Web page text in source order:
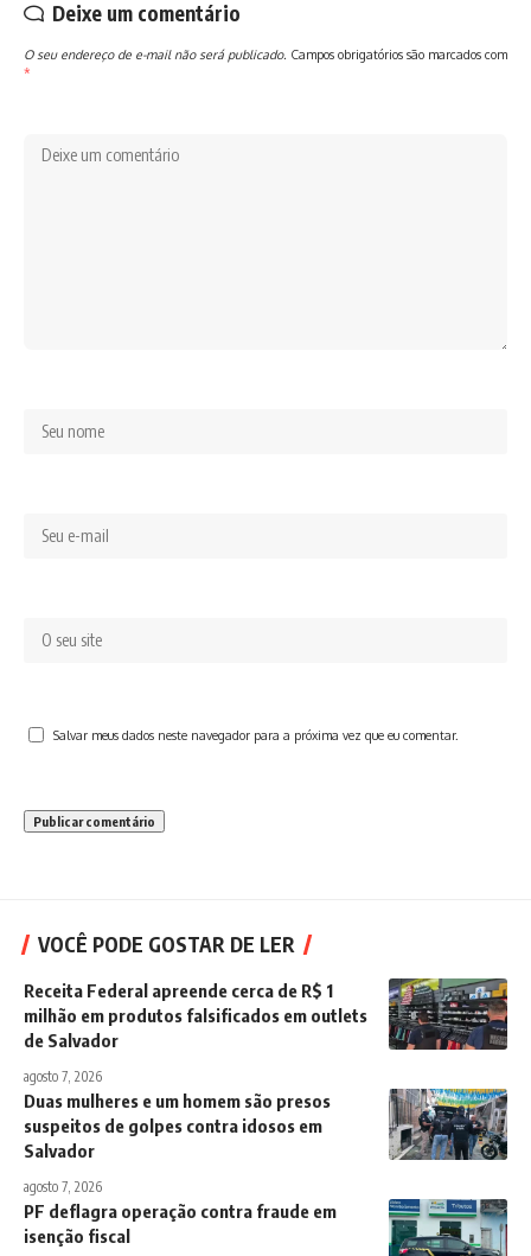
Deixe um comentário
O seu endereço de e-mail não será publicado. Campos obrigatórios são marcados com
*
Salvar meus dados neste navegador para a próxima vez que eu comentar.
VOCÊ PODE GOSTAR DE LER
Receita Federal apreende cerca de R$ 1
milhão em produtos falsificados em outlets
de Salvador
agosto 7, 2026
Duas mulheres e um homem são presos
suspeitos de golpes contra idosos em
Salvador
agosto 7, 2026
PF deflagra operação contra fraude em
isenção fiscal